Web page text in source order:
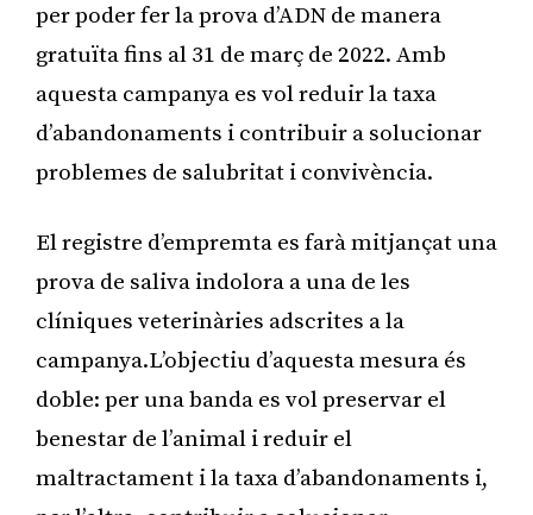
per poder fer la prova d’ADN de manera
gratuïta fins al 31 de març de 2022. Amb
aquesta campanya es vol reduir la taxa
d’abandonaments i contribuir a solucionar
problemes de salubritat i convivència.
El registre d’empremta es farà mitjançat una
prova de saliva indolora a una de les
clíniques veterinàries adscrites a la
campanya.L’objectiu d’aquesta mesura és
doble: per una banda es vol preservar el
benestar de l’animal i reduir el
maltractament i la taxa d’abandonaments i,